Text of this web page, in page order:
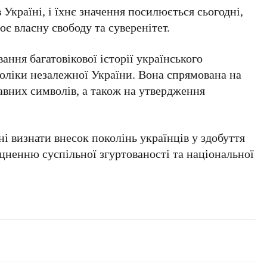
і їхнє значення посилюється сьогодні,
власну свободу та суверенітет.
багатовікової історії українського
незалежної України. Вона спрямована на
символів, а також на утвердження
визнати внесок поколінь українців у здобуття
суспільної згуртованості та національної